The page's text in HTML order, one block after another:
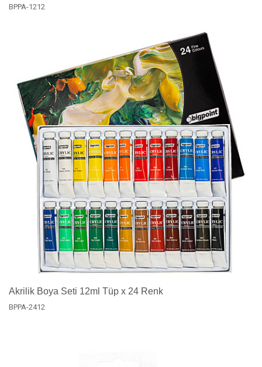
BPPA-1212
Akrilik Boya Seti 12ml Tüp x 24 Renk
BPPA-2412